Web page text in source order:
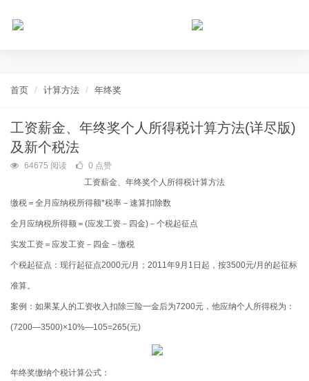
首页 计算方法 年终奖
工资薪金、年终奖个人所得税计算方法(详尽版)
及新个税法
64675 阅读
0 点赞
工资薪金、年终奖个人所得税计算方法
缴税＝全月应纳税所得额*税率－速算扣除数
全月应纳税所得额＝ (应发工资－四金) －个税起征点
实发工资＝应发工资－四金－缴税
个税起征点：现行起征点2000元/月； 2011 年9 月 1 日起，按3500元/月的起征标
准算。
案例：如果某人的工资收入扣除三险一金后为7200元，他应纳个人所得税为：
(7200—3500)×10%—105=265(元)
年终奖缴纳个税计算公式：